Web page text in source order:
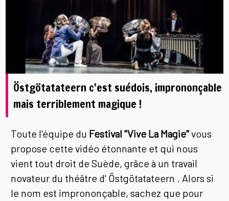
Östgötatateern c'est suédois, imprononçable
mais terriblement magique !
Toute l'équipe du Festival "Vive La Magie"vous
propose cette vidéo étonnante et qui nous
vient tout droit de Suède, grâce à un travail
novateur du théâtre d' Östgötatateern . Alors si
le nom est imprononçable, sachez que pour